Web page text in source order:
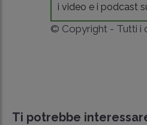
i video e i podcast
© Copyright - Tutti i
Ti potrebbe